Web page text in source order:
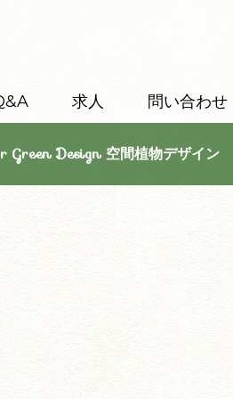
求人 問い合わせ
Green Design 空間植物デザイン